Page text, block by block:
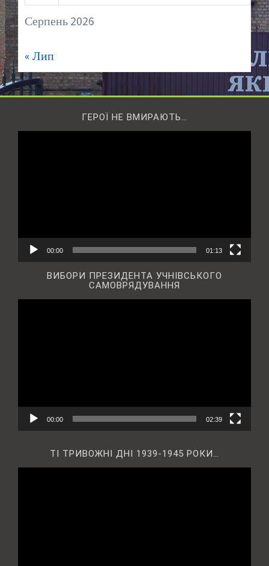
Серпень 2026
« Лип
ГЕРОЇ НЕ ВМИРАЮТЬ…
00:00 01:13
ВИБОРИ ПРЕЗИДЕНТА УЧНІВСЬКОГО
САМОВРЯДУВАННЯ
00:00 02:39
ТІ ТРИВОЖНІ ДНІ 1939-1945 РОКИ…